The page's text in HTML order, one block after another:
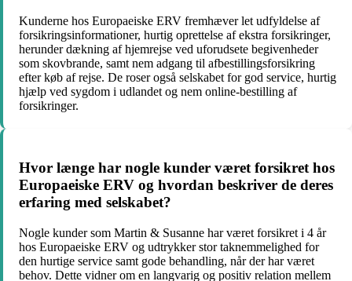
Kunderne hos Europaeiske ERV fremhæver let udfyldelse af
forsikringsinformationer, hurtig oprettelse af ekstra forsikringer,
herunder dækning af hjemrejse ved uforudsete begivenheder
som skovbrande, samt nem adgang til afbestillingsforsikring
efter køb af rejse. De roser også selskabet for god service, hurtig
hjælp ved sygdom i udlandet og nem online-bestilling af
forsikringer.
Hvor længe har nogle kunder været forsikret hos
Europaeiske ERV og hvordan beskriver de deres
erfaring med selskabet?
Nogle kunder som Martin & Susanne har været forsikret i 4 år
hos Europaeiske ERV og udtrykker stor taknemmelighed for
den hurtige service samt gode behandling, når der har været
behov. Dette vidner om en langvarig og positiv relation mellem